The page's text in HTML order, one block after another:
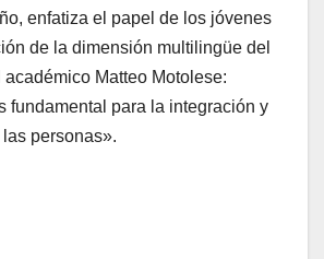
enfatiza el papel de los jóvenes
de la dimensión multilingüe del
Matteo Motolese:
fundamental para la integración y
personas».